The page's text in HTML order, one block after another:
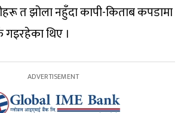
त झोला नहुँदा कापी-किताब कपडामा
गइरहेका थिए ।